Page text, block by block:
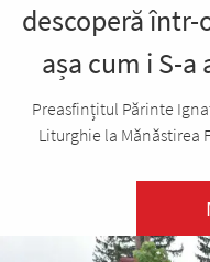
descoperă
așa cum i S-
Preasfințitul Părinte
Liturghie la Mănăstirea